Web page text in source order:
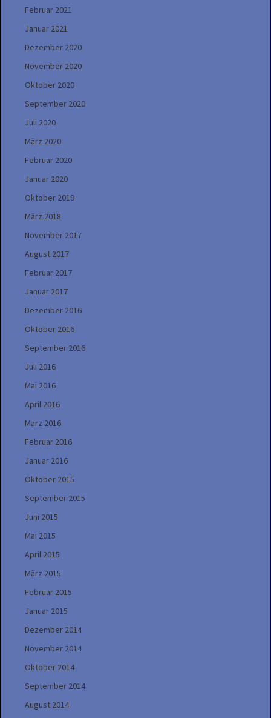
Februar 2021
Januar 2021
Dezember 2020
November 2020
Oktober 2020
September 2020
Juli 2020
März 2020
Februar 2020
Januar 2020
Oktober 2019
März 2018
November 2017
August 2017
Februar 2017
Januar 2017
Dezember 2016
Oktober 2016
September 2016
Juli 2016
Mai 2016
April 2016
März 2016
Februar 2016
Januar 2016
Oktober 2015
September 2015
Juni 2015
Mai 2015
April 2015
März 2015
Februar 2015
Januar 2015
Dezember 2014
November 2014
Oktober 2014
September 2014
August 2014